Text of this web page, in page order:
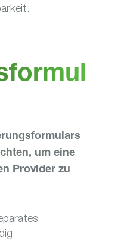
um eine
Provider zu